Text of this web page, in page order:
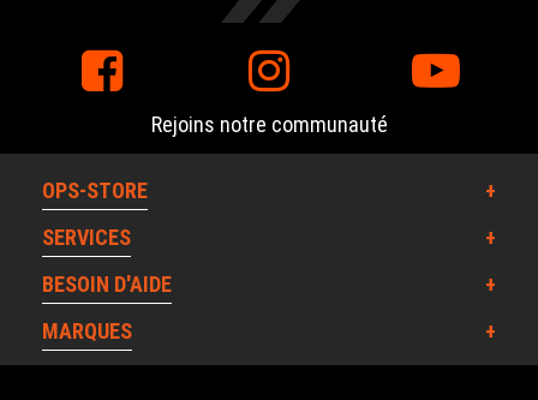
Rejoins notre communauté
OPS-STORE
SERVICES
BESOIN D'AIDE
MARQUES